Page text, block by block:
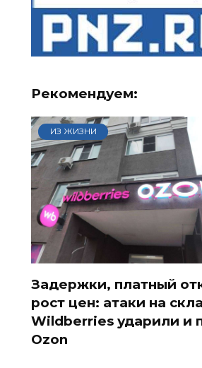
Рекомендуем:
ИЗ ЖИЗНИ
Задержки, платный
рост цен: атаки на
Wildberries ударили и
Ozon